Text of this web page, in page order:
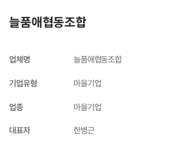
늘품애협동조합
업체명 늘품애협동조합
기업유형 마을기업
업종 마을기업
대표자 한병근